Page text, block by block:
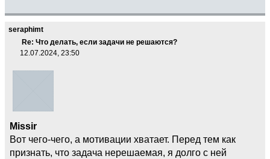
seraphimt
Re: Что делать, если задачи не решаются?
12.07.2024, 23:50
Missir
Вот чего-чего, а мотивации хватает. Перед тем как
признать, что задача нерешаемая, я долго с ней